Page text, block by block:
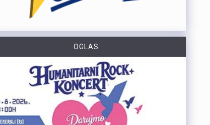
https://youtu.be/qV4DNBJPlKw Zbog dugotrajne suše i smanjenja izdašnosti izvora, KD Vodovod i kanalizacija apelira na racionalno korištenje vode na riječkom području, iako su trenutne zalihe dostatne i nema potrebe za redukcijama. Cilj preporučenih mjera, koje uključuju zabranu zalijevanja travnjaka i pranja automobila, jest smanjenje dnevne potrošnje za 10 do 15 posto. Više u videoprilogu:
Tijekom posljednja dva dana na širem matuljskom području i otoku Krku izbila su dva požara u kojima je nastala materijalna šteta, dok je u jednom slučaju jedna osoba ozlijeđena. Policijski službenici su u suradnji s protupožarnim inspektorom obavili očevide kojima su utvrđeni uzroci nastanka ovih požara. Požar na širem matuljskom području izbio je 5. kolovoza oko 21:30 sati u pomoćnom objektu kuće, a ugasili su ga vatrogasci Javne vatrogasne postrojbe (JVP) Opatija. Očevidom je utvrđeno da je uzrok požara tehničke naravi, točnije kvar na električnim instalacijama u predjelu krovišta. U požaru je izgorio gornji dio pomoćnog objekta zajedno s krovištem, a materijalna šteta procjenjuje se na više desetaka tisuća eura. Drugi požar izbio je 6. kolovoza oko 4:20 sati u obiteljskoj kući na otoku Krku. Na intervenciju su izašli vatrogasci JVP Krk, a u požaru je ozlijeđena 50-godišnjakinja. Očevidom je utvrđeno da je do požara najvjerojatnije došlo uslijed curenja plina zbog tehničkog kvara na spoju crijeva i plinske boce. Plinska smjesa u prostoru kuhinje zapalila se nakon što je prilikom paljenja svjetla došlo do stvaranja iskre. Nakon obavljenih očevida, policija poziva građane da redovito pregledavaju i održavaju električne i plinske instalacije te plinske uređaje. Također se savjetuje da se svi…
Posade policijskih plovila Postaje pomorske policije u proteklih su tjedan dana evidentirale 61 prekršaj nedozvoljenog glisiranja. Svi utvrđeni prekršaji odnosili su se na glisiranje na udaljenosti manjoj od 300 metara od obale. Prekršaji su zabilježeni u akvatoriju otoka Krka, Raba i Cresa te na području Kraljevice. Zbog počinjenih prekršaja policija je sankcionirala državljane 12 različitih zemalja. Među njima je najviše državljana Slovenije i Njemačke, po 15 iz svake države. Kazne su izrečene i za devet državljana Austrije, šest državljana Italije, pet državljana Hrvatske te četiri državljana Mađarske. Sankcionirana su i po dva državljana Slovačke, kao i po jedan državljanin iz Rumunjske, Belgije, Poljske, Srbije i Češke. Svim počiniteljima izrečene su novčane kazne sukladno odredbama Pomorskog zakonika. Policijski službenici pomorske policije nastavit će provoditi pojačane nadzore na moru kako bi se povećala sigurnost svih sudionika u pomorskom prometu. Ujedno se pozivaju svi nautičari da se strogo pridržavaju propisa i vode računa o sigurnosti kupača i drugih osoba na moru, s posebnim naglaskom na zabranu glisiranja na udaljenosti manjoj od 300 metara od obale.
OGLAS